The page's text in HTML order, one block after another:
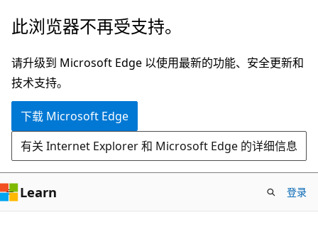
跳
主
要
内
此浏览器不再受支持。
请升级到 Microsoft Edge 以使用最新的功能、安全更新和
技术支持。
下载 Microsoft Edge
有关 Internet Explorer 和 Microsoft Edge 的详细信息
Learn 登录